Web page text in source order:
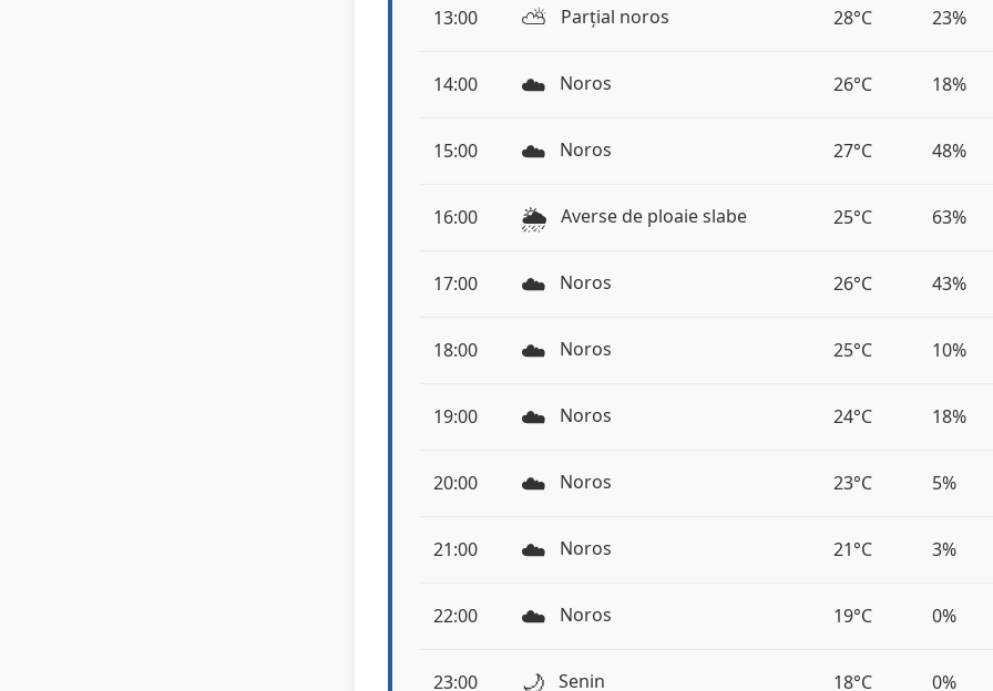
13:00 ⛅️ Parțial noros 28°C 23%
14:00 ☁️ Noros 26°C 18%
15:00 ☁️ Noros 27°C 48%
16:00 🌦️ Averse de ploaie slabe 25°C 63%
17:00 ☁️ Noros 26°C 43%
18:00 ☁️ Noros 25°C 10%
19:00 ☁️ Noros 24°C 18%
20:00 ☁️ Noros 23°C 5%
21:00 ☁️ Noros 21°C 3%
22:00 ☁️ Noros 19°C 0%
23:00 🌙 Senin 18°C 0%